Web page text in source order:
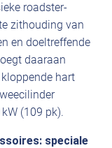
roadster-
zithouding van
en doeltreffende
daaraan
hart
(109 pk).
speciale